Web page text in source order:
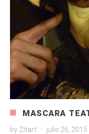
MASCARA
by Zitart julio 26, 2015